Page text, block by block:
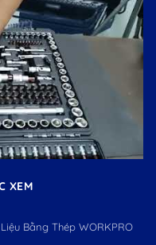
XEM
Bằng Thép WORKPRO